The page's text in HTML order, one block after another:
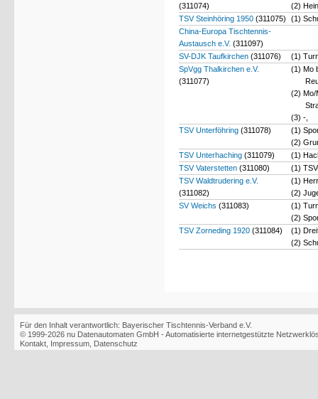
(311074)
(2)
TSV Steinhöring 1950 (311075)
(1)
China-Europa Tischtennis-
Austausch e.V. (311097)
SV-DJK Taufkirchen (311076)
(1)
SpVgg Thalkirchen e.V.
(311077)
(1) Mo
(2) Mo/
(3) -,
TSV Unterföhring (311078)
(1)
(2)
TSV Unterhaching (311079)
(1)
TSV Vaterstetten (311080)
(1)
TSV Waldtrudering e.V.
(311082)
(1)
(2)
SV Weichs (311083)
(1)
(2)
TSV Zorneding 1920 (311084)
(1)
(2)
Für den Inhalt verantwortlich: Bayerischer Tischtennis-Verband e.V.
© 1999-2026 nu Datenautomaten GmbH - Automatisierte internetgestützte
Kontakt Impressum Datenschutz